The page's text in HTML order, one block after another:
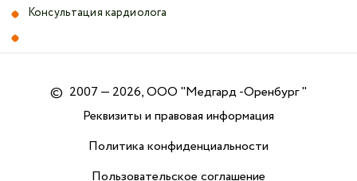
Консультация кардиолога
© 2007 — 2026, ООО "Медгард -Оренбург "
Реквизиты и правовая информация
Политика конфиденциальности
Пользовательское соглашение